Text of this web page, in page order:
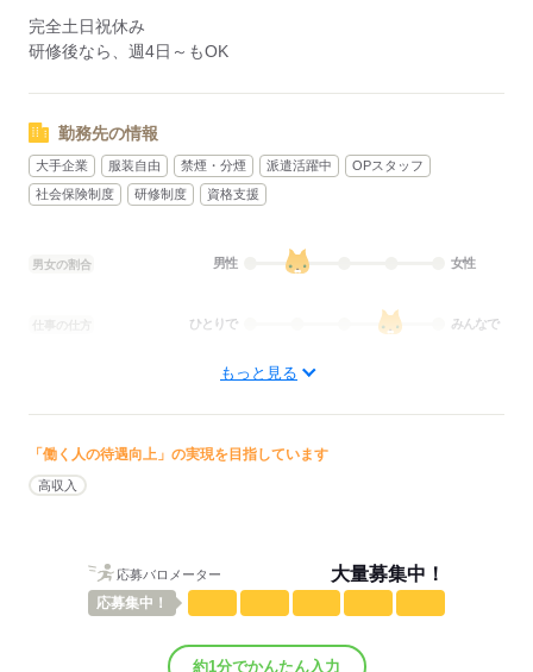
完全土日祝休み
研修後なら、週4日～もOK
勤務先の情報
大手企業 服装自由 禁煙・分煙 派遣活躍中
OPスタッフ
社会保険制度
研修制度 資格支援
男女の割合 男性 女性
ひとりで みんなで
しずか
男女比
（男6：女4）
概要：
応募する
もっと見る
「働く人の待遇向上」の実現を目指しています
高収入
応募バロメーター 大量募集中！
応募集中！
約1分でかんたん入力